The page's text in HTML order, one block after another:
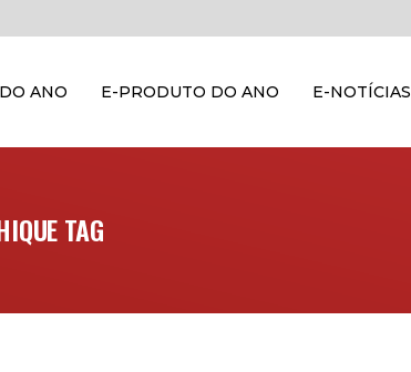
ANO E-PRODUTO DO ANO E-NOTÍCIAS
TAG